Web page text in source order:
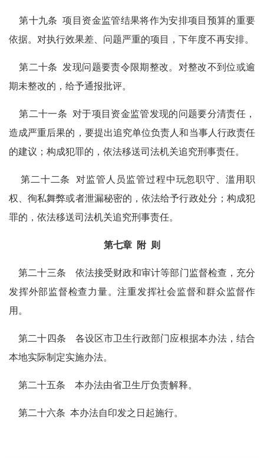
第十九条
项目资金监管结果将作为安排项目预算的重要
依据。对执行效果差、问题严重的项目，下年度不再安排。
第二十条
发现问题要责令限期整改。对整改不到位或逾
期未整改的，给予通报批评。
第二十一条
对于项目资金监管发现的问题要分清责任，
造成严重后果的，要提出追究单位负责人和当事人行政责任
的建议；构成犯罪的，依法移送司法机关追究刑事责任。
第二十二条
对监管人员监管过程中玩忽职守、滥用职
权、徇私舞弊或者泄漏秘密的，依法给予行政处分；构成犯
罪的，依法移送司法机关追究刑事责任。
第七章 附 则
第二十三条 依法接受财政和审计等部门监督检查，充分
发挥外部监督检查力量。注重发挥社会监督和群众监督作
用。
第二十四条 各设区市卫生行政部门应根据本办法，结合
本地实际制定实施办法。
第二十五条 本办法由省卫生厅负责解释。
第二十六条 本办法自印发之日起施行。